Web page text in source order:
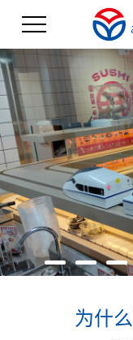
为什么